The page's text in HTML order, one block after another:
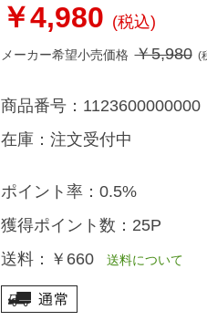
￥4,980 (税込)
メーカー希望小売価格 ￥5,980 (
商品番号： 1123600000000
在庫： 注文受付中
ポイント率： 0.5%
獲得ポイント数： 25P
送料： ￥660送料について